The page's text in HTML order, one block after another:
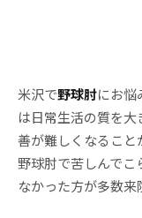
米沢で野球肘にお悩
は日常生活の質を
善が難しくなるこ
野球肘で苦しんで
なかった方が多数来